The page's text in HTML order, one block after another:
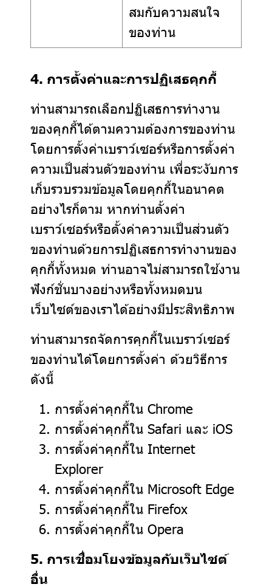
สมกับความสนใจ
ของท่าน
4. การตั้งค่าและการปฏิเสธคุกกี้
ท่านสามารถเลือกปฏิเสธการทำงาน
ของคุกกี้ได้ตามความต้องการของท่าน
โดยการตั้งค่าเบราว์เซอร์หรือการตั้งค่า
ความเป็นส่วนตัวของท่าน เพื่อระงับการ
เก็บรวบรวมข้อมูลโดยคุกกี้ในอนาคต
อย่างไรก็ตาม หากท่านตั้งค่า
เบราว์เซอร์หรือตั้งค่าความเป็นส่วนตัว
ของท่านด้วยการปฏิเสธการทำงานของ
คุกกี้ทั้งหมด ท่านอาจไม่สามารถใช้งาน
ฟังก์ชั่นบางอย่างหรือทั้งหมดบน
เว็บไซต์ของเราได้อย่างมีประสิทธิภาพ
ท่านสามารถจัดการคุกกี้ในเบราว์เซอร์
ของท่านได้โดยการตั้งค่า ด้วยวิธีการ
ดังนี้
การตั้งค่าคุกกี้ใน Chrome
การตั้งค่าคุกกี้ใน Safari และ iOS
การตั้งค่าคุกกี้ใน Internet
Explorer
การตั้งค่าคุกกี้ใน Microsoft Edge
การตั้งค่าคุกกี้ใน Firefox
การตั้งค่าคุกกี้ใน Opera
5. การเชื่อมโยงข้อมูลกับเว็บไซต์
อื่น